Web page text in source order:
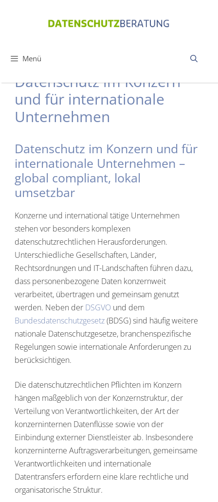
Menü
Datenschutz im Konzern
und für internationale
Unternehmen
Datenschutz im Konzern und für
internationale Unternehmen –
global compliant, lokal
umsetzbar
Konzerne und international tätige Unternehmen
stehen vor besonders komplexen
datenschutzrechtlichen Herausforderungen.
Unterschiedliche Gesellschaften, Länder,
Rechtsordnungen und IT-Landschaften führen dazu,
dass personenbezogene Daten konzernweit
verarbeitet, übertragen und gemeinsam genutzt
werden. Neben der DSGVO und dem
Bundesdatenschutzgesetz(BDSG) sind häufig weitere
nationale Datenschutzgesetze, branchenspezifische
Regelungen sowie internationale Anforderungen zu
berücksichtigen.
Die datenschutzrechtlichen Pflichten im Konzern
hängen maßgeblich von der Konzernstruktur, der
Verteilung von Verantwortlichkeiten, der Art der
konzerninternen Datenflüsse sowie von der
Einbindung externer Dienstleister ab. Insbesondere
konzerninterne Auftragsverarbeitungen, gemeinsame
Verantwortlichkeiten und internationale
Datentransfers erfordern eine klare rechtliche und
organisatorische Struktur.